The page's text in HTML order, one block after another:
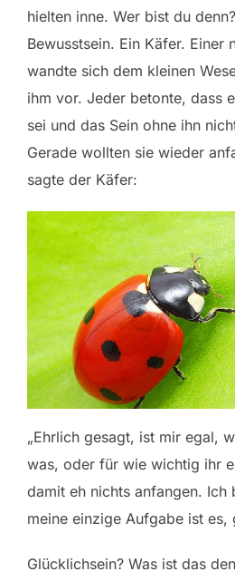
hielten inne. Wer bist du
Bewusstsein. Ein Käfer. Einer
wandte sich dem kleinen
ihm vor. Jeder betonte, dass
sei und das Sein ohne ihn
Gerade wollten sie wieder
sagte der Käfer:
„Ehrlich gesagt, ist mir egal,
was, oder für wie wichtig ihr
damit eh nichts anfangen. Ich
meine einzige Aufgabe ist es,
Glücklichsein? Was ist das